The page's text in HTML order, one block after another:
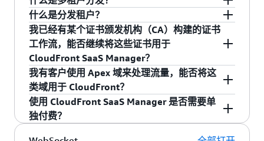
同的是，QUIC 不是无损的，因此它更适合具
有高数据包损失的拥塞网络。此外，QUIC 还
有助于在 Wifi 或蜂窝传输中更快速地重新连
接。
安全性— 与先前版本的 HTTP 相比，HTTP/3
可以在 TLS 握手期间加密交换的数据包，从而
提供更全面的安全性。这就增加了中间设备的
检查难度，可提高隐私性，并减少中间人攻
击。CloudFront 对 HTTP/3 的支持基于 s2n-
的所有主要浏览器中均已实施。
Web 开发平台提供商高效管理多个网站的内容分
发。该功能可简化组织大规模交付多租户应用程
序并保障其安全的方式。通过引入可重复使用的
配置和参数，CloudFront SaaS Manager 减少了运
营开销。它可以省去重复的配置工作，并使客户
能够在其不同网站间保持一致的设置。此外，
CloudFront SaaS Manager 还提供可选的灵活性，
支持根据需求为每个网站自定义安全设置，并自
动完成证书续期。
网站挑战的组织设计。软件即服务（SaaS）和
Web 开发平台提供商将发现该功能特别有价值，
因为它能帮助他们在租户的各网站间保持一致的
设置。同样，管理多个企业网站的公司也可以借
助它来标准化其 Web 形象，同时保留对各个网站
进行自定义的灵活性。如果你只有少数几个网
站，或每个网站都包含不同的 CloudFront 配置，
则单租户（传统）分发可能更合适您。
希望跨多组域管理共享设置的客户可通过 AWS 管
理控制台和 API 选择使用 CloudFront。操作步骤
如下：1/ 定义共享设置：创建多租户分发，其中
包含的共享设置将用作多组域的模板。2/ 创建分
发租户：创建分发租户，让您可以将域及其 TLS
证书与多租户分发关联。3/ 微调控制：（可选）
通过应用替代来自定义分发租户的设置。
多租户分发定义将在多个域间共享的基础配置，
包含源配置、缓存行为和安全设置等共享配置设
置。与标准分发不同，多租户分发无法直接处理
流量。它提供可自定义的参数化字段，以满足每
个域的独特需求。例如：特定于域的源路径或源
域名。
什么是分发租户？
分发租户指的是使用多租户分发的特定域。它从
多租户分发中继承基础配置，并且必须拥有至少
一个带有有效 TLS 证书的域或子域。
每个分发租户都可以包含以下自定义设置：
唯一的源路径和/或源域名（通过多租户分发
中的参数值定义）
自定义 TLS 证书
我已经有某个证书颁发机构（CA）构建的证书
工作流，能否继续将这些证书用于
CloudFront SaaS Manager？
可以。不过，CloudFront 会与 AWS Certificate
Manager（ACM）协同工作，以提供无缝的域控制
验证体验。与 ACM 的集成可消除证书颁发和管理
的负担，并为 Amazon 颁发的 SSL/TLS 证书提供
自动化生命周期管理。如果您使用其他证书颁发
我有客户使用 Apex 域来处理流量，能否将这
类域用于 CloudFront？
可以，CloudFront 支持 Apex 域或根域（例如
example.com 与 www.example.com）。客户可以
使用 Route 53 来管理 DNS，并为 Apex 域添加
使用 CloudFront SaaS Manager 是否需要单
独付费？